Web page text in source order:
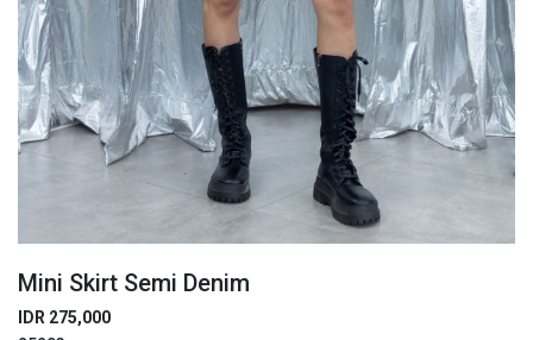
Mini Skirt Semi Denim
IDR 275,000